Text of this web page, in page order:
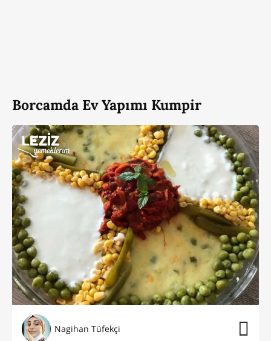
Borcamda Ev Yapımı Kumpir
Nagihan Tüfekçi